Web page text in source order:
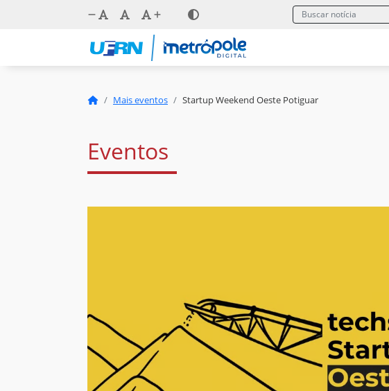
Mais eventos Startup Weekend Oeste Potiguar
Eventos